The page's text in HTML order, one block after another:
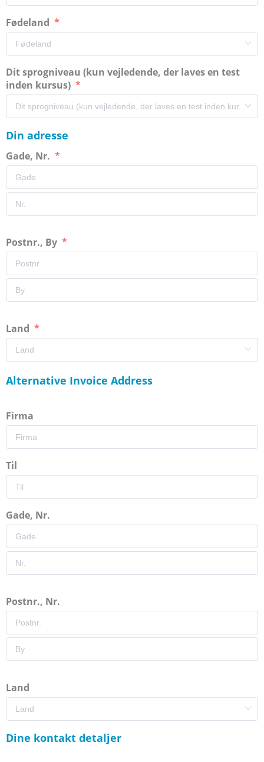
Fødeland
Dit sprogniveau (kun vejledende, der laves en test
inden kursus)
Din adresse
Gade, Nr.
Postnr., By
Land
Alternative Invoice Address
Firma
Til
Gade, Nr.
Postnr., Nr.
Land
Dine kontakt detaljer